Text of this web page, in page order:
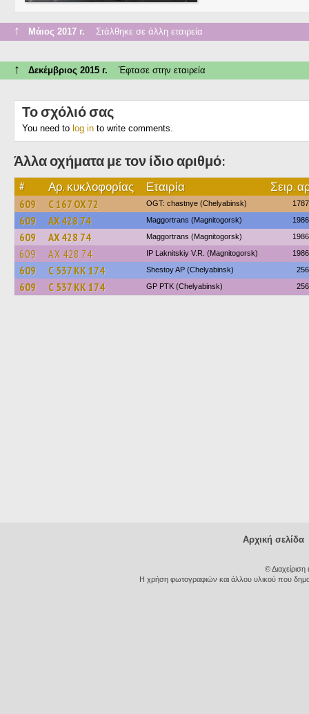
↑ Μάιος 2017 г. Στάλθηκε σε άλλη εταιρεία
↑ Δεκέμβριος 2015 г. Έφτασε στην εταιρεία
Το σχόλιό σας
You need to log in to write comments.
Άλλα οχήματα με τον ίδιο αριθμό:
# Αρ. κυκλοφορίας Εταιρία Σειρ.
609 С 167 ОХ 72 OGT: chastnye (Chelyabinsk)
609 АХ 428 74 Maggortrans (Magnitogorsk)
609 АХ 428 74 Maggortrans (Magnitogorsk)
609 АХ 428 74 IP Laknitskiy V.R. (Magnitogorsk)
609 С 537 КК 174 Shestoy AP (Chelyabinsk)
609 С 537 КК 174 GP PTK (Chelyabinsk)
Αρχική σελίδα
©
Η χρήση φωτογραφιών και άλλου υλικού που